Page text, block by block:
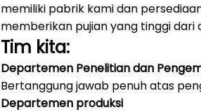
memiliki pabrik kami dan
memberikan pujian yang tinggi dari
Tim kita:
Departemen Penelitian dan
Bertanggung jawab penuh atas
Departemen produksi